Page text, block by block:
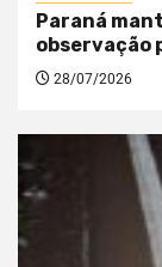
Paraná
observação
28/07/2026